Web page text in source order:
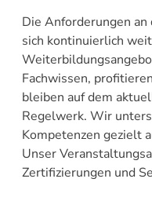
Die Anforderungen
sich kontinuierlich
Fachwissen,
bleiben auf dem
Regelwerk. Wir
Kompetenzen gezielt
Unser
Zertifizierungen und